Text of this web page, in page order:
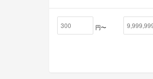
円〜